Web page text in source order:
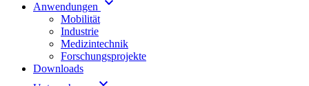
Anwendungen
Mobilität
Industrie
Medizintechnik
Forschungsprojekte
Downloads